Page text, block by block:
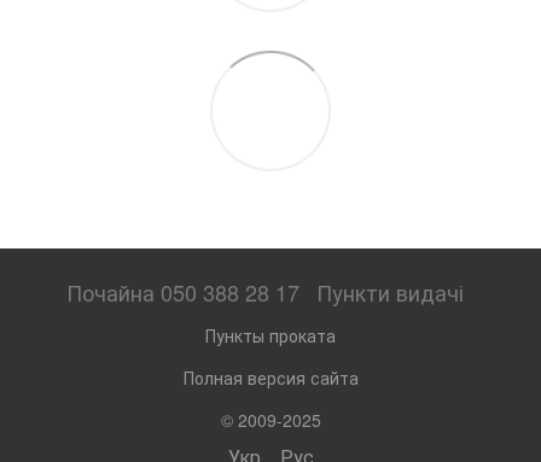
Почайна 050 388 28 17 Пункти видачі
Пункты проката
Полная версия сайта
© 2009-2025